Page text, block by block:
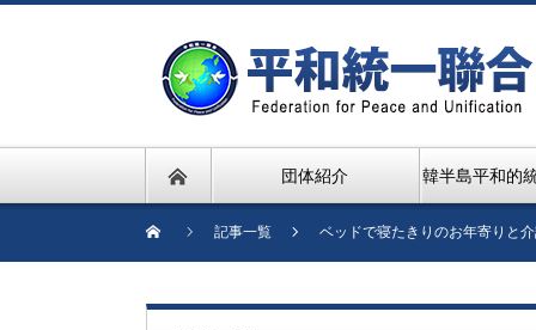
団体紹介 韓半島平和的
記事一覧 ベッドで寝たきりのお年寄りと